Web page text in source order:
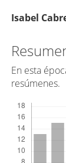
C
n
t
e
d
o
p
Isabel
En esta
resúmenes.